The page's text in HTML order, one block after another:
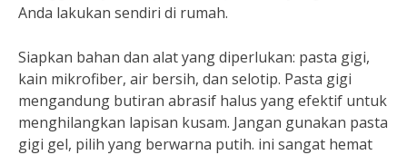
Anda lakukan sendiri di rumah.
Siapkan bahan dan alat yang diperlukan: pasta gigi,
kain mikrofiber, air bersih, dan selotip. Pasta gigi
mengandung butiran abrasif halus yang efektif untuk
menghilangkan lapisan kusam. Jangan gunakan pasta
gigi gel, pilih yang berwarna putih. ini sangat hemat